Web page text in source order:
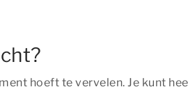
hoeft te vervelen. Je kunt